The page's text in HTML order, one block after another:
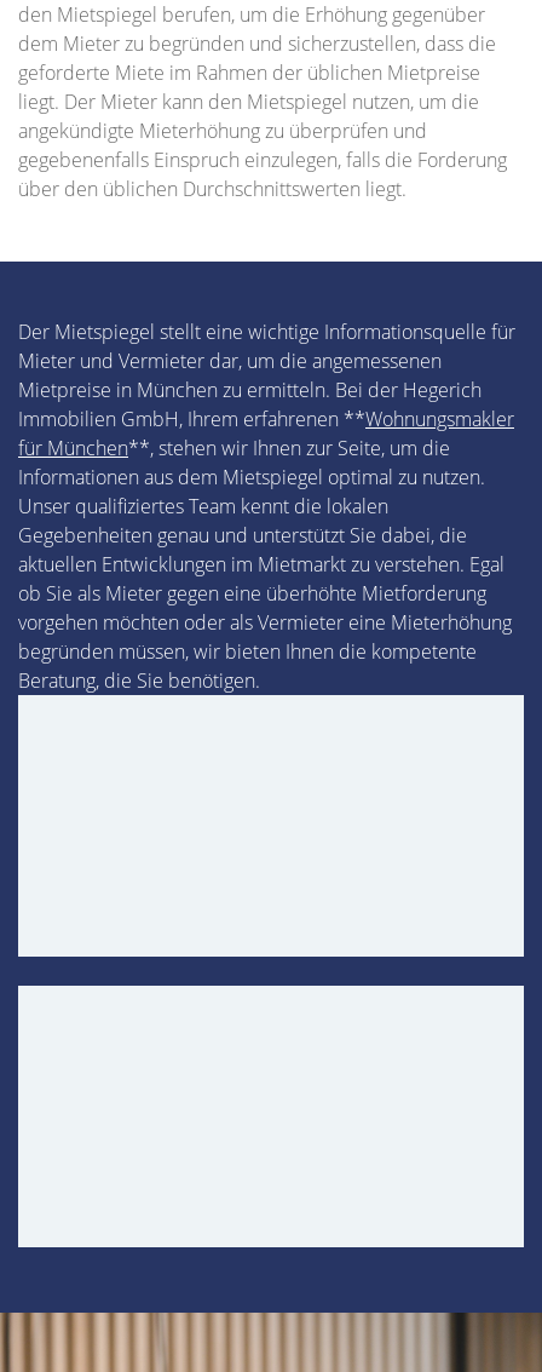
den Mietspiegel berufen, um die Erhöhung gegenüber
dem Mieter zu begründen und sicherzustellen, dass die
geforderte Miete im Rahmen der üblichen Mietpreise
liegt. Der Mieter kann den Mietspiegel nutzen, um die
angekündigte Mieterhöhung zu überprüfen und
gegebenenfalls Einspruch einzulegen, falls die Forderung
über den üblichen Durchschnittswerten liegt.
Der Mietspiegel stellt eine wichtige Informationsquelle für
Mieter und Vermieter dar, um die angemessenen
Mietpreise in München zu ermitteln. Bei der Hegerich
Immobilien GmbH, Ihrem erfahrenen **Wohnungsmakler
für München**, stehen wir Ihnen zur Seite, um die
Informationen aus dem Mietspiegel optimal zu nutzen.
Unser qualifiziertes Team kennt die lokalen
Gegebenheiten genau und unterstützt Sie dabei, die
aktuellen Entwicklungen im Mietmarkt zu verstehen. Egal
ob Sie als Mieter gegen eine überhöhte Mietforderung
vorgehen möchten oder als Vermieter eine Mieterhöhung
begründen müssen, wir bieten Ihnen die kompetente
Beratung, die Sie benötigen.